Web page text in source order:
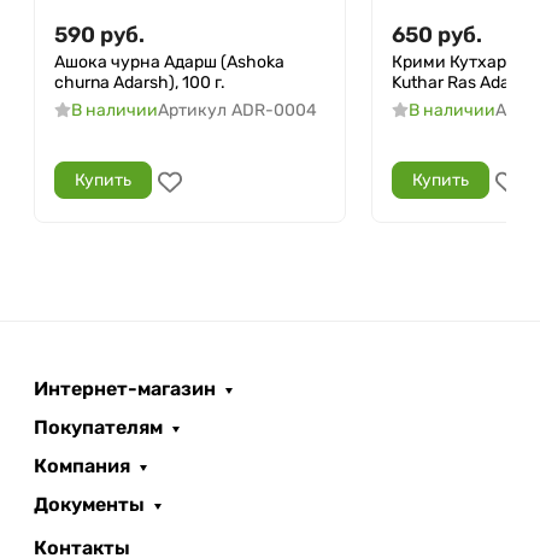
590 руб.
Ашока чурна Адарш (Ashoka
churna Adarsh), 100 г.
В наличииАртикул ADR-0004
Купить
650 руб.
Крими Кутхар
Kuthar Ras
В наличии
Купить
Интернет-магазин
Покупателям
Компания
Документы
Контакты